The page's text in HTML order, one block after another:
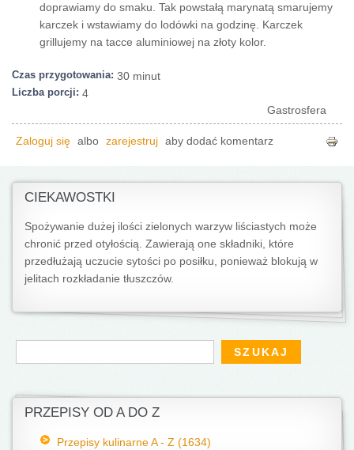
doprawiamy do smaku. Tak powstałą marynatą smarujemy
karczek i wstawiamy do lodówki na godzinę. Karczek
grillujemy na tacce aluminiowej na złoty kolor.
Czas przygotowania: 30 minut
Liczba porcji: 4
Gastrosfera
Zaloguj się albo zarejestruj aby dodać komentarz
CIEKAWOSTKI
Spożywanie dużej ilości zielonych warzyw liściastych może
chronić przed otyłością. Zawierają one składniki, które
przedłużają uczucie sytości po posiłku, ponieważ blokują w
jelitach rozkładanie tłuszczów.
Formularz wyszukiwania
Szukaj
PRZEPISY OD A DO Z
Przepisy kulinarne A - Z (1634)